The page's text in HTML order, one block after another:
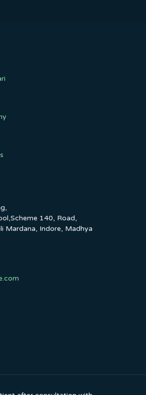
140, Road,
Mardana, Indore, Madhya